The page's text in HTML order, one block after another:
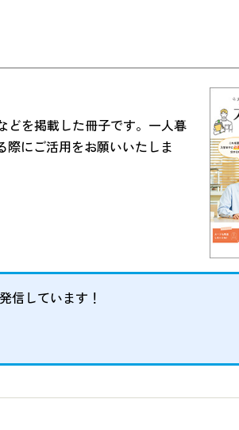
どを掲載した冊子です。一人暮
際にご活用をお願いいたしま
信しています！